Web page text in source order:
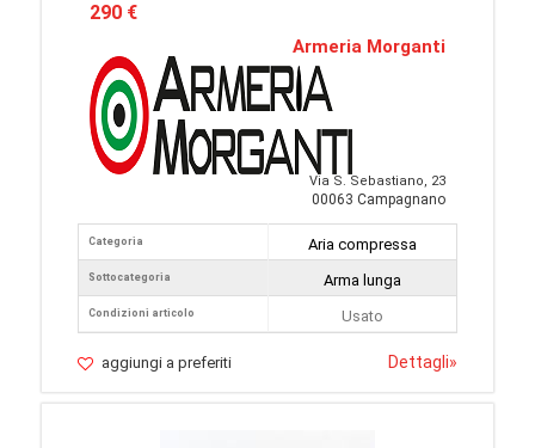
290 €
Armeria Morganti
Via S. Sebastiano, 23
00063 Campagnano
Categoria
Sottocategoria
Condizioni articolo
Aria compressa
Arma lunga
Usato
aggiungi a preferiti Dettagli»